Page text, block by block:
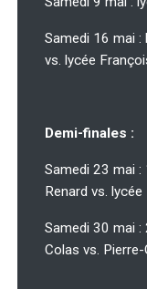
Samedi 16 mai :
vs. lycée
Demi-finales :
Samedi 23 mai
Renard vs.
Samedi 30 mai :
Colas vs. Pierre-